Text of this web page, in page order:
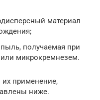
материал
получаемая при
микрокремнезем.
применение,
ниже.